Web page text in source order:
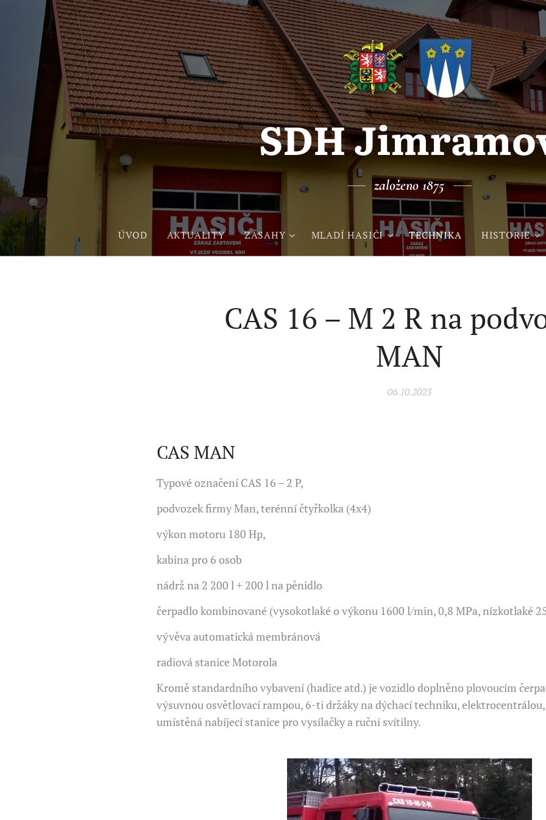
SDH
založeno 1875
ÚVOD AKTUALITY ZÁSAHY MLADÍ HASIČI TECHNIKA HISTORIE
CAS 16 – M 2 R na
MAN
06.10.2023
CAS MAN
Typové označení CAS 16 – 2 P,
podvozek firmy Man, terénní čtyřkolka (4x4)
výkon motoru 180 Hp,
kabina pro 6 osob
nádrž na 2 200 l + 200 l na pěnidlo
čerpadlo kombinované (vysokotlaké o výkonu 1600 l/min, 0,8 MPa, nízkotlaké
vývěva automatická membránová
radiová stanice Motorola
Kromě standardního vybavení (hadice atd.) je vozidlo doplněno plovoucím
výsuvnou osvětlovací rampou, 6-ti držáky na dýchací techniku,
umístěná nabíjecí stanice pro vysílačky a ruční svítilny.